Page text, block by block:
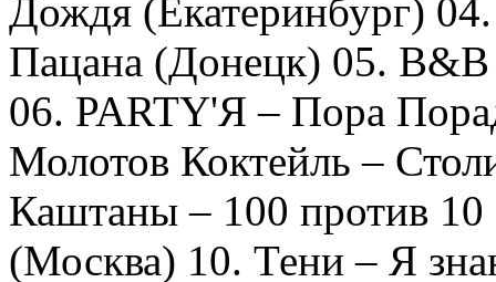
Дождя (Екатеринбург)
Пацана (Донецк) 05.
06. PARTY'Я – Пора
Молотов Коктейль –
Каштаны – 100 против
(Москва) 10. Тени – Я